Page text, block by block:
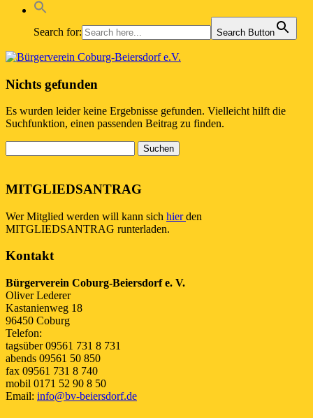
Search for: Search Button
Nichts gefunden
Es wurden leider keine Ergebnisse gefunden. Vielleicht hilft die
Suchfunktion, einen passenden Beitrag zu finden.
nach:
MITGLIEDSANTRAG
Wer Mitglied werden will kann sich hierden
MITGLIEDSANTRAG runterladen.
Kontakt
Bürgerverein Coburg-Beiersdorf e. V.
Oliver Lederer
Kastanienweg 18
96450 Coburg
Telefon:
tagsüber 09561 731 8 731
abends 09561 50 850
fax 09561 731 8 740
mobil 0171 52 90 8 50
Email: info@bv-beiersdorf.de